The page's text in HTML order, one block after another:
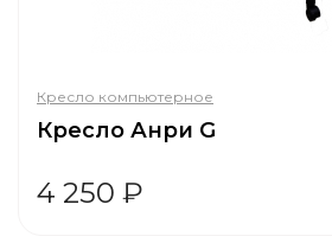
Кресло компьютерное
Кресло Анри G
4 250 ₽